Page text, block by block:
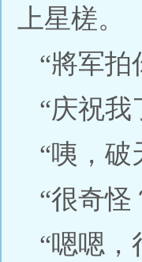
上星槎。
“將军拍
“庆祝
“咦，破
“很奇怪
“嗯嗯，